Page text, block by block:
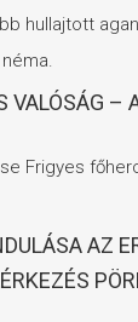
hullajtott
VALÓSÁG –
Frigyes
AZ